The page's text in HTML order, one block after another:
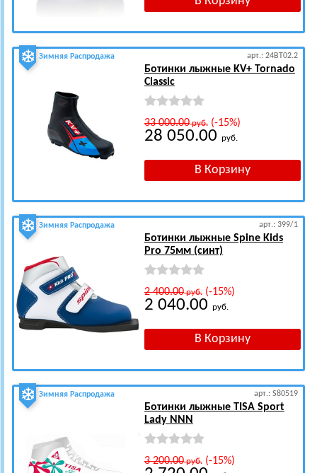
Зимняя Распродажа арт.: 24BT02.2
Ботинки лыжные KV+ Tornado
Classic
33 000.00руб.(-15%)
28 050.00 руб.
Зимняя Распродажа арт.: 399/1
Ботинки лыжные Spine Kids
Pro 75мм (синт)
2 400.00руб.(-15%)
2 040.00 руб.
Зимняя Распродажа арт.: S80519
Ботинки лыжные TISA Sport
Lady NNN
3 200.00руб.(-15%)